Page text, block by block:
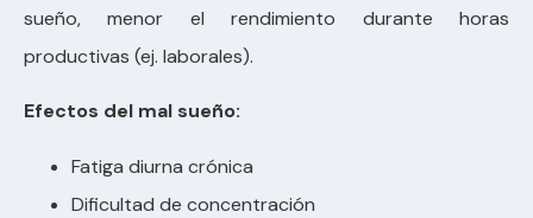
sueño, menor el rendimiento durante horas
productivas (ej. laborales).
Efectos del mal sueño:
Fatiga diurna crónica
Dificultad de concentración